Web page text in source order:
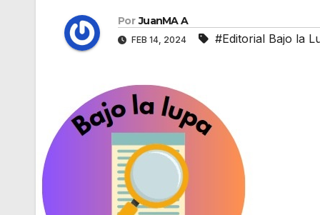
Por JuanMA A
FEB 14, 2024 #Editorial Bajo la